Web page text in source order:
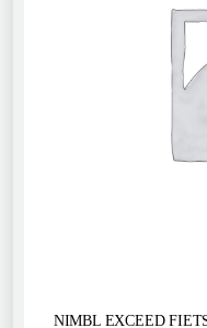
NIMBL EXCEED